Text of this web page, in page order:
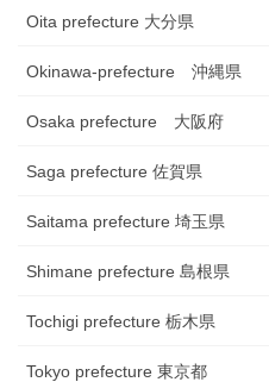
Oita prefecture 大分県
Okinawa-prefecture 沖縄県
Osaka prefecture 大阪府
Saga prefecture 佐賀県
Saitama prefecture 埼玉県
Shimane prefecture 島根県
Tochigi prefecture 栃木県
Tokyo prefecture 東京都